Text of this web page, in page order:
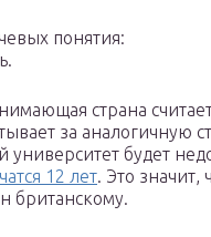
понятия:
страна
за аналогичную
университет будет
12 лет. Это значит,
британскому.